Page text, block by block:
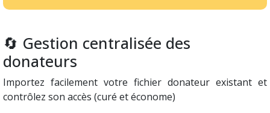
🔄 Gestion centralisée des
donateurs
Importez facilement votre fichier donateur existant et
contrôlez son accès (curé et économe)